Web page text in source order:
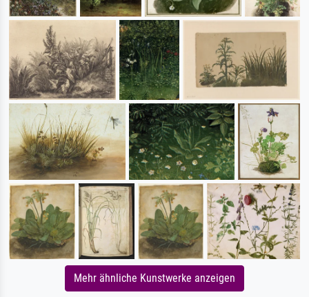
Mehr ähnliche Kunstwerke anzeigen